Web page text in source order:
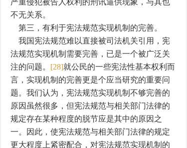
严重侵犯被告人权利的刑讯逼供现象，与其也
不无关系。
第三，有利于宪法规范实现机制的完善。
我国宪法规范难以直接被司法机关引用，宪
法规范实现机制需要完善，已是一个被广泛关
注的问题。 [28]就公民的一些宪法性基本权利而
言，实现机制的完善更是个应当研究的重要问
题。我们认为，宪法规范实现机制不够完善的
原因虽然很多，但宪法规范与相关部门法律的
规定存在某种程度的脱节应是其中的原因之
一。因此，使宪法规范与相关部门法律的规定
更大程度上紧密配合，对宪法规范实现机制的